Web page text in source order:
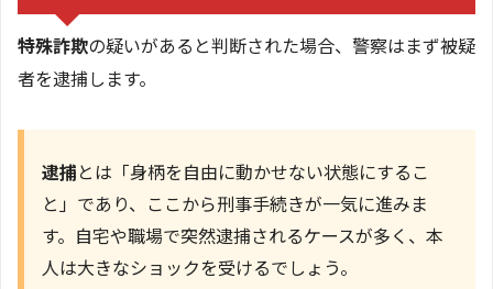
特殊詐欺の疑いがあると判断された場合、警察はまず被疑
者を逮捕します。
逮捕とは「身柄を自由に動かせない状態にするこ
と」であり、ここから刑事手続きが一気に進みま
す。自宅や職場で突然逮捕されるケースが多く、本
人は大きなショックを受けるでしょう。